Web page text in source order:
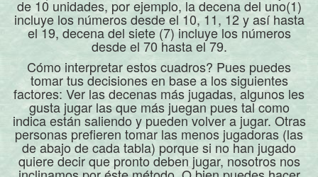
de 10 unidades, por ejemplo, la decena del uno(1)
incluye los números desde el 10, 11, 12 y así hasta
el 19, decena del siete (7) incluye los números
desde el 70 hasta el 79.
Cómo interpretar estos cuadros? Pues puedes
tomar tus decisiones en base a los siguientes
factores: Ver las decenas más jugadas, algunos les
gusta jugar las que más juegan pues tal como
indica están saliendo y pueden volver a jugar. Otras
personas prefieren tomar las menos jugadoras (las
de abajo de cada tabla) porque si no han jugado
quiere decir que pronto deben jugar, nosotros nos